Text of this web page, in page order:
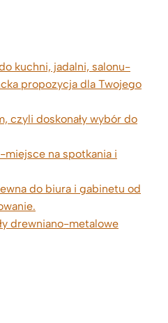
kuchni, jadalni, salonu-
propozycja dla Twojego
czyli doskonały wybór do
miejsce na spotkania i
do biura i gabinetu od
drewniano-metalowe